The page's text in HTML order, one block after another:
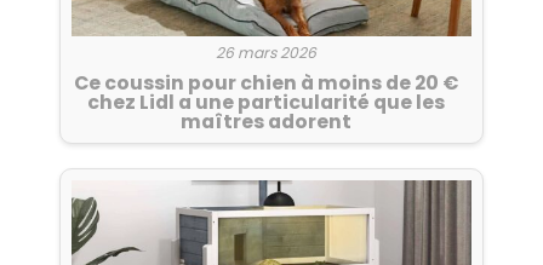
26 mars 2026
Ce coussin pour chien à moins de 20 €
chez Lidl a une particularité que les
maîtres adorent